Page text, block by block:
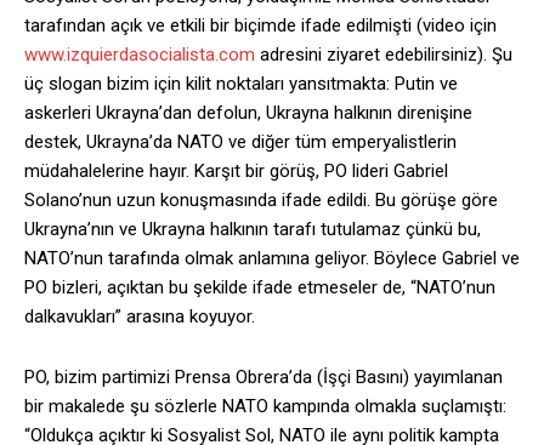
tarafından açık ve etkili bir biçimde ifade edilmişti (video için
www.izquierdasocialista.com adresini ziyaret edebilirsiniz). Şu
üç slogan bizim için kilit noktaları yansıtmakta: Putin ve
askerleri Ukrayna’dan defolun, Ukrayna halkının direnişine
destek, Ukrayna’da NATO ve diğer tüm emperyalistlerin
müdahalelerine hayır. Karşıt bir görüş, PO lideri Gabriel
Solano’nun uzun konuşmasında ifade edildi. Bu görüşe göre
Ukrayna’nın ve Ukrayna halkının tarafı tutulamaz çünkü bu,
NATO’nun tarafında olmak anlamına geliyor. Böylece Gabriel ve
PO bizleri, açıktan bu şekilde ifade etmeseler de, “NATO’nun
dalkavukları” arasına koyuyor.
PO, bizim partimizi Prensa Obrera’da (İşçi Basını) yayımlanan
bir makalede şu sözlerle NATO kampında olmakla suçlamıştı:
“Oldukça açıktır ki Sosyalist Sol, NATO ile aynı politik kampta